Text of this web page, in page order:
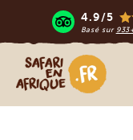
4.9/5
Basé sur
Safari en Afrique